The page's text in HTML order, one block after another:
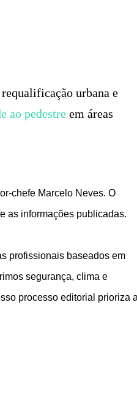
urbana e
ao pedestre em áreas
chefe Marcelo Neves. O
as informações publicadas.
profissionais baseados em
segurança, clima e
processo editorial prioriza